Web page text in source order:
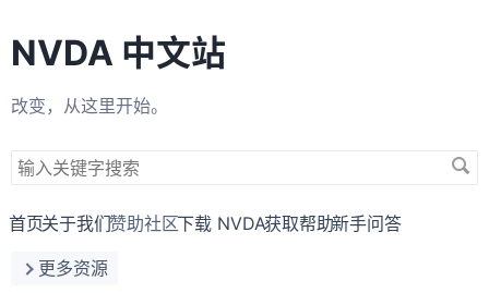
NVDA 中文站
改变，从这里开始。
搜
关
字
首页关于我们赞助社区下载 NVDA获取帮助新手问答
更多资源